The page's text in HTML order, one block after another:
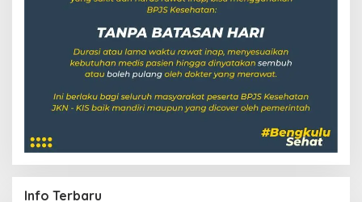
Info Terbaru